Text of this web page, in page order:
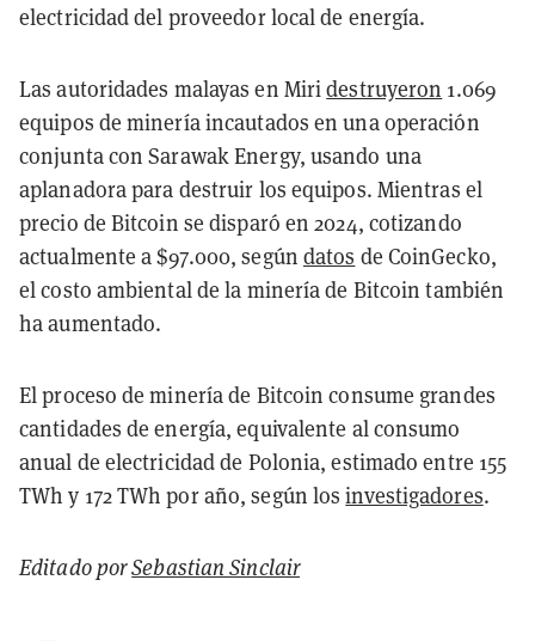
electricidad del proveedor local de energía.
Las autoridades malayas en Miridestruyeron 1.069
equipos de minería incautados en una operación
conjunta con Sarawak Energy, usando una
aplanadora para destruir los equipos. Mientras el
precio de Bitcoin se disparó en 2024, cotizando
actualmente a $97.000, según datos de CoinGecko,
el costo ambiental de la minería de Bitcoin también
ha aumentado.
El proceso de minería de Bitcoin consume grandes
cantidades de energía, equivalente al consumo
anual de electricidad de Polonia, estimado entre 155
TWh y 172 TWh por año,según losinvestigadores.
Editado porSebastian Sinclair